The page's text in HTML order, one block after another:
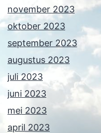
november 2023
oktober 2023
september 2023
augustus 2023
juli 2023
juni 2023
mei 2023
april 2023